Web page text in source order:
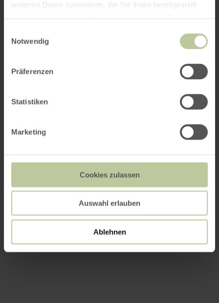
weiteren Daten zusammen, die Sie ihnen bereitgestellt
Notwendig
Präferenzen
Statistiken
Marketing
Cookies zulassen
Auswahl erlauben
Ablehnen